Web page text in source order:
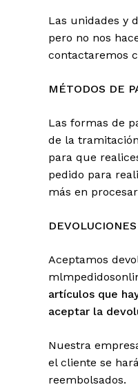
Las unidades y
pero no nos
contactaremos
MÉTODOS DE
Las formas de
de la
para que
pedido para
más en
DEVOLUCIONES
Aceptamos
artículos que
aceptar la
Nuestra
el cliente se
reembolsados.